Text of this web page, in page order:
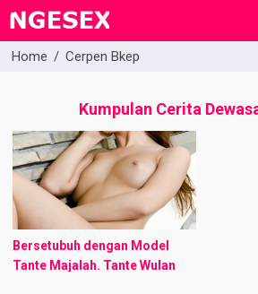
Home / Cerpen Bkep
Kumpulan Cerita
Bersetubuh dengan Model
Tante Majalah. Tante Wulan